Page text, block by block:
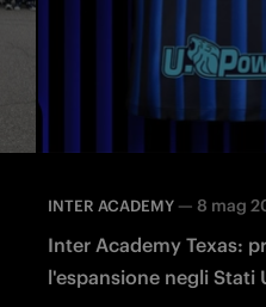
INTER ACADEMY —8 mag
Inter Academy Texas:
l'espansione negli Stati